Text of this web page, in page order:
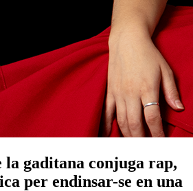
la gaditana conjuga rap,
per endinsar-se en una